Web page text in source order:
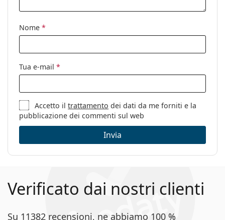
Accessori
Custodia:
pulizia:
Altro
Sesso:
Categorie:
Occhiali da vista
Marca:
Moschino Love
Codice:
MOL579 807 15 53
Nome *
Tua e-mail *
Accetto iltrattamento dei dati da me forniti e la
pubblicazione dei commenti sul web
Invia
Verificato dai nostri clienti
Su 11382 recensioni, ne abbiamo 100 %